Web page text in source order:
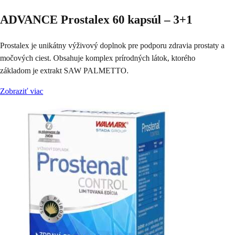
ADVANCE Prostalex 60 kapsúl – 3+1
Prostalex je unikátny výživový doplnok pre podporu zdravia prostaty a
močových ciest. Obsahuje komplex prírodných látok, ktorého
základom je extrakt SAW PALMETTO.
Zobraziť viac